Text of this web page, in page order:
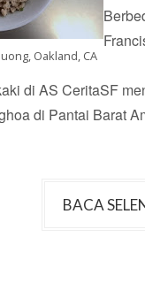
Oakland, CA
di AS CeritaSF
di Pantai Barat
BACA